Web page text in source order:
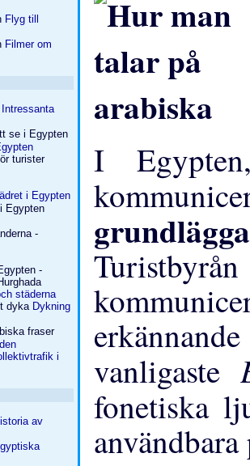
Flyg till
Filmer om
i Egypten
städerna
Dykning
i
av
I
vanligaste
fonetiska
användbara